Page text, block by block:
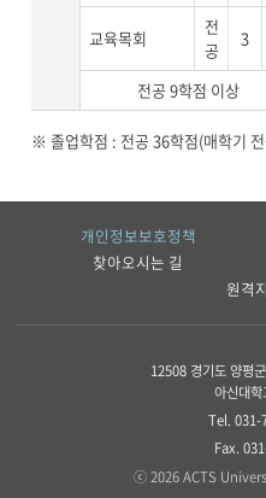
교육목회
전
공
3
전공 9학점 이상
※ 졸업학점 : 전공 36학점(매학기
개인정보보호정책
찾아오시는 길
원격
12508 경기도 양평
아신대
Tel. 031-
Fax.
ⓒ 2026 ACTS